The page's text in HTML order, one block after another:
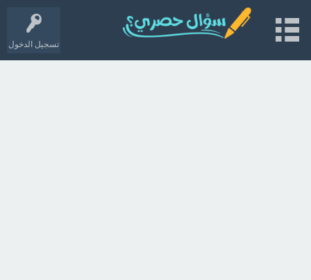
تسجيل الدخول